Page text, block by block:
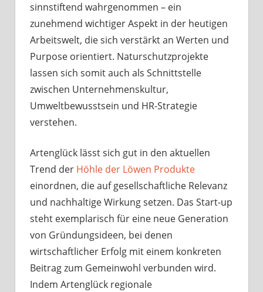
sinnstiftend wahrgenommen – ein
zunehmend wichtiger Aspekt in der heutigen
Arbeitswelt, die sich verstärkt an Werten und
Purpose orientiert. Naturschutzprojekte
lassen sich somit auch als Schnittstelle
zwischen Unternehmenskultur,
Umweltbewusstsein und HR-Strategie
verstehen.
Artenglück lässt sich gut in den aktuellen
Trend der Höhle der Löwen Produkte
einordnen, die auf gesellschaftliche Relevanz
und nachhaltige Wirkung setzen. Das Start-up
steht exemplarisch für eine neue Generation
von Gründungsideen, bei denen
wirtschaftlicher Erfolg mit einem konkreten
Beitrag zum Gemeinwohl verbunden wird.
Indem Artenglück regionale